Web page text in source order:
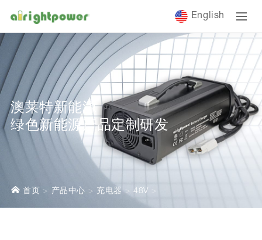
English
澳莱特新能源
绿色新能源产品定制研发
首页 产品中心 充电器 48V